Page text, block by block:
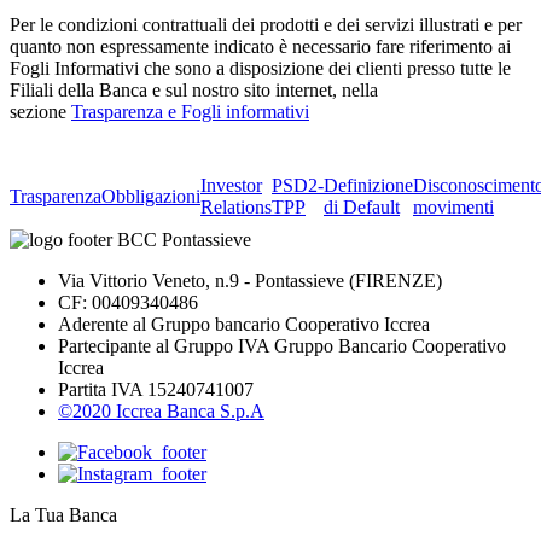
Per le condizioni contrattuali dei prodotti e dei servizi illustrati e per
quanto non espressamente indicato è necessario fare riferimento ai
Fogli Informativi che sono a disposizione dei clienti presso tutte le
Filiali della Banca e sul nostro sito internet, nella
sezione Trasparenza e Fogli informativi
TrasparenzaObbligazioni
Investor
Relations
PSD2-
TPP
Definizione
di Default
movimenti
Via Vittorio Veneto, n.9 - Pontassieve (FIRENZE)
CF: 00409340486
Aderente al Gruppo bancario Cooperativo Iccrea
Partecipante al Gruppo IVA Gruppo Bancario Cooperativo
Iccrea
Partita IVA 15240741007
©2020 Iccrea Banca S.p.A
La Tua Banca